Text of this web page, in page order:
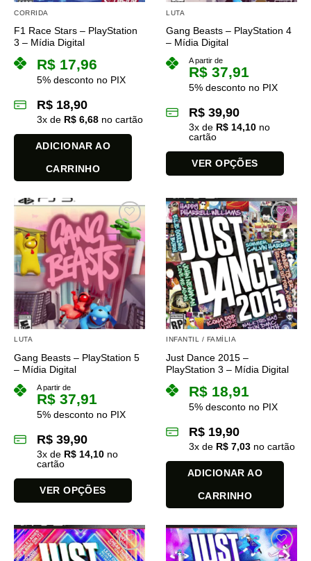
CORRIDA
F1 Race Stars – PlayStation
3 – Mídia Digital
R$ 17,96
5% desconto no PIX
R$ 18,90
3x de R$ 6,68 no cartão
ADICIONAR AO
CARRINHO
LUTA
Gang Beasts – PlayStation 4
– Mídia Digital
A partir de
R$ 37,91
5% desconto no PIX
R$ 39,90
3x de R$ 14,10 no
cartão
VER OPÇÕES
produto
tem
várias
variantes.
As
opções
podem
ser
escolhidas
na
página
do
produto
LUTA
Gang Beasts – PlayStation 5
– Mídia Digital
A partir de
R$ 37,91
5% desconto no PIX
R$ 39,90
3x de R$ 14,10 no
cartão
VER OPÇÕES
produto
tem
várias
INFANTIL / FAMÍLIA
Just Dance 2015 –
PlayStation 3 – Mídia Digital
R$ 18,91
5% desconto no PIX
R$ 19,90
3x de R$ 7,03 no cartão
ADICIONAR AO
CARRINHO